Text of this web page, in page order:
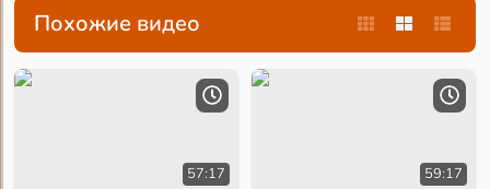
Похожие видео
57:17 59:17